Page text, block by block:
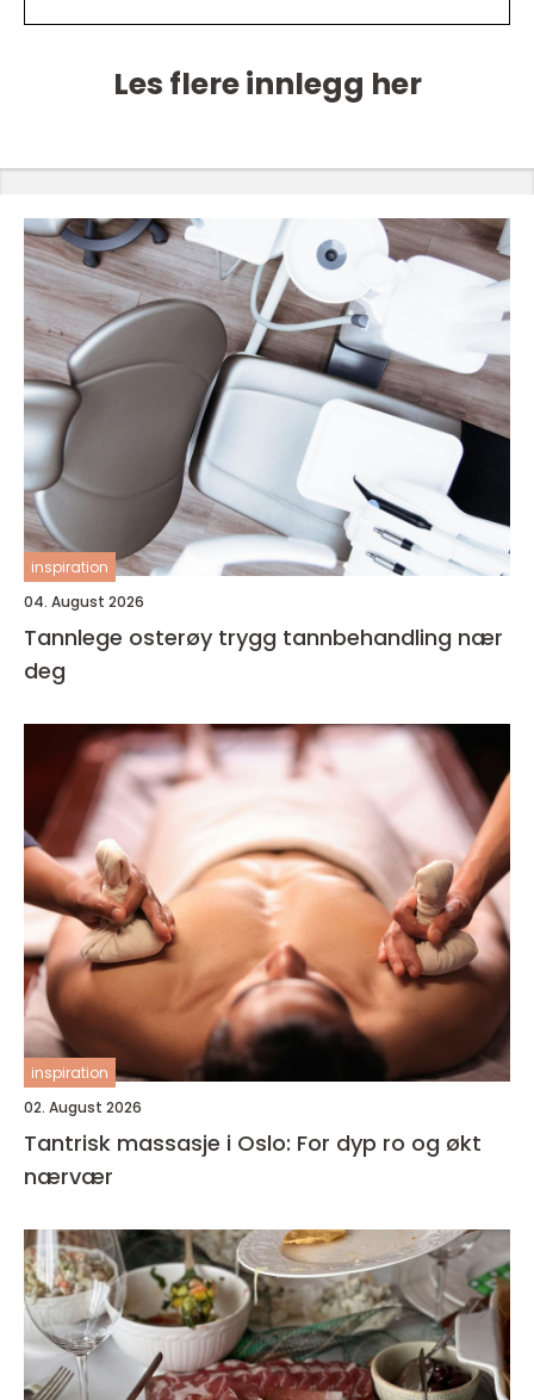
Les flere innlegg her
inspiration
04. August 2026
Tannlege osterøy trygg tannbehandling nær
deg
inspiration
02. August 2026
Tantrisk massasje i Oslo: For dyp ro og økt
nærvær